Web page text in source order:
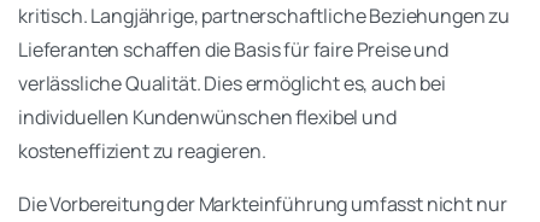
kritisch. Langjährige, partnerschaftliche Beziehungen zu
Lieferanten schaffen die Basis für faire Preise und
verlässliche Qualität. Dies ermöglicht es, auch bei
individuellen Kundenwünschen flexibel und
kosteneffizient zu reagieren.
Die Vorbereitung der Markteinführung umfasst nicht nur